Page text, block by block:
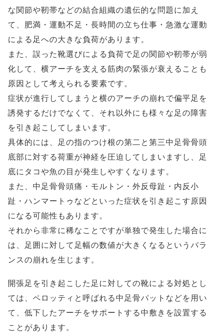
な関節や靭帯などの結合組織の遺伝的な問題に加え
て、肥満・運動不足・長時間の立ち仕事・急激な運動
による足への大きな負荷があります。
また、誤った靴選びによる負荷で足の関節や靭帯が弱
化して、横アーチを支える筋肉の緊張が衰えることも
原因として考えられる要素です。
症状が進行してしまうと横のアーチの崩れで偏平足を
誘発するだけでなくて、それ以外にも様々な足の障害
を引き起こしてしまいます。
具体的には、足の指のつけ根の第二と第三中足骨骨頭
底部に対する荷重が神経を圧迫してしまいますし、足
底にタコや魚の目が発生しやすくなります。
また、中足骨骨頭痛・モルトン・外反母趾・内反小
趾・ハンマートゥなどといった症状を引き起こす原因
になる可能性もあります。
それから非常に稀なことですが単独で発生した場合に
は、足囲に対して足幅の数値が大きくなるというバラ
ンスの崩れを生じます。
開張足を引き起こした足に対しての靴による対処とし
ては、ペロッティと呼ばれる中足骨パットなどを用い
て、低下したアーチをサポートする中敷きを設置する
ことがあります。